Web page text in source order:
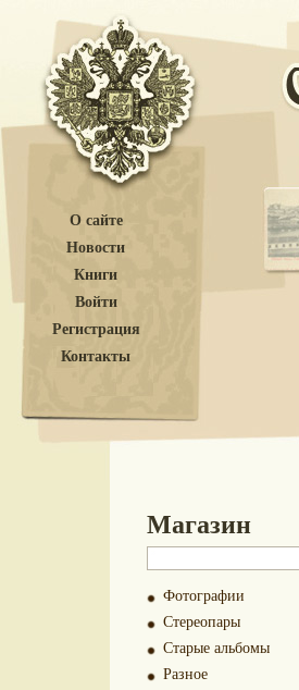
О сайте
Новости
Книги
Войти
Регистрация
Контакты
Магазин
Фотографии
Стереопары
Старые альбомы
Разное